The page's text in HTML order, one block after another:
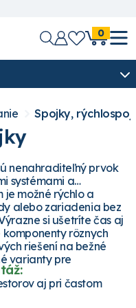
0
Spojky,
nenahraditeľný prvok
systémami a
je možné rýchlo a
alebo zariadenia bez
si ušetríte čas aj
rôznych
riešení na bežné
varianty pre
aj pri častom